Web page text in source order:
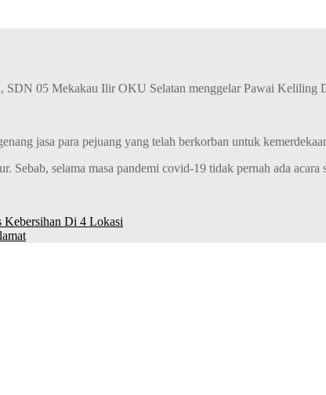
SDN 05 Mekakau Ilir OKU Selatan menggelar Pawai Keliling
jasa para pejuang yang telah berkorban untuk
Sebab, selama masa pandemi covid-19 tidak pernah ada acara
Kebersihan Di 4 Lokasi